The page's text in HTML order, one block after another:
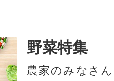
野菜特集
農家のみなさ